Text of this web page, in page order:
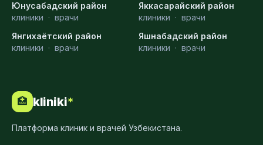
Юнусабадский район
клиники · врачи
Яккасарайский район
клиники · врачи
Янгихаётский район
клиники · врачи
Яшнабадский район
клиники · врачи
🏥 kliniki*
Платформа клиник и врачей Узбекистана.